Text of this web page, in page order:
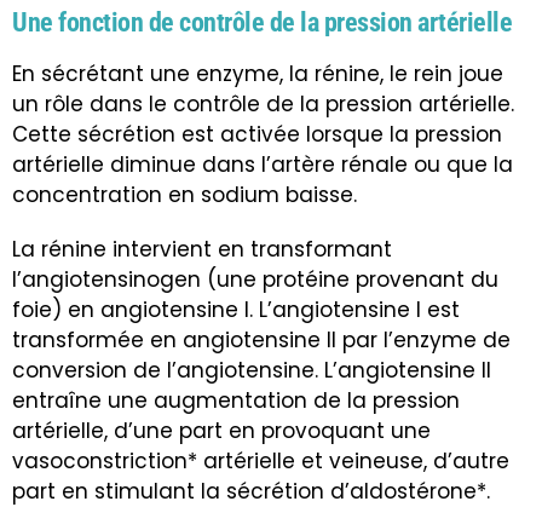
Une fonction de contrôle de la pression artérielle
En sécrétant une enzyme, la rénine, le rein joue
un rôle dans le contrôle de la pression artérielle.
Cette sécrétion est activée lorsque la pression
artérielle diminue dans l’artère rénale ou que la
concentration en sodium baisse.
La rénine intervient en transformant
l’angiotensinogen (une protéine provenant du
foie) en angiotensine I. L’angiotensine I est
transformée en angiotensine II par l’enzyme de
conversion de l’angiotensine. L’angiotensine II
entraîne une augmentation de la pression
artérielle, d’une part en provoquant une
vasoconstriction* artérielle et veineuse, d’autre
part en stimulant la sécrétion d’aldostérone*.